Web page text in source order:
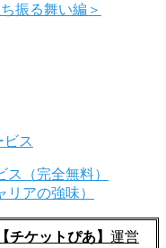
振る舞い編＞
ビス
【チケットぴあ】 運営